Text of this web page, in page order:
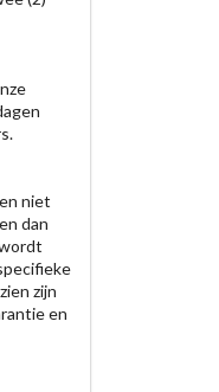
niet
dan
zijn
en